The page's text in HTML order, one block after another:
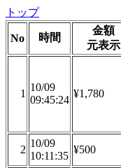
トップ
No 時間
金額
元表示
1
10/09
09:45:24
¥1,780
2
10/09
10:11:35
¥500